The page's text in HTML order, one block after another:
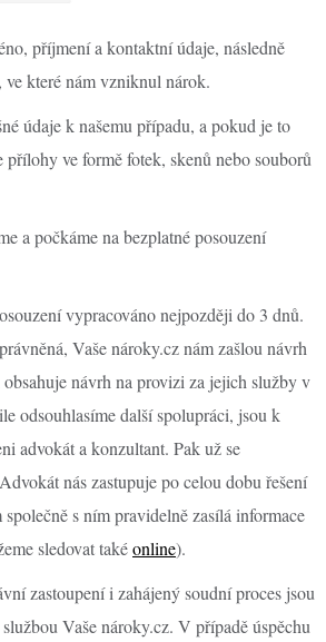
příjmení a kontaktní údaje, následně
ve které nám vzniknul nárok.
údaje k našemu případu, a pokud je to
přílohy ve formě fotek, skenů nebo souborů
a počkáme na bezplatné posouzení
vypracováno nejpozději do 3 dnů.
Vaše nároky.cz nám zašlou návrh
návrh na provizi za jejich služby v
odsouhlasíme další spolupráci, jsou k
advokát a konzultant. Pak už se
nás zastupuje po celou dobu řešení
s ním pravidelně zasílá informace
sledovat takéonline).
zastoupení i zahájený soudní proces jsou
Vaše nároky.cz. V případě úspěchu